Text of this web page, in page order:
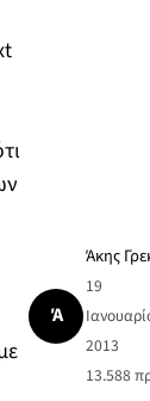
Ά
Άκης
19
2013
13.588